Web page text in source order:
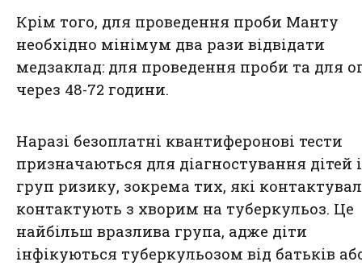
Крім того, для проведення проби Манту
необхідно мінімум два рази відвідати
медзаклад: для проведення проби та для
через 48-72 години.
Наразі безоплатні квантиферонові тести
призначаються для діагностування дітей
груп ризику, зокрема тих, які
контактують з хворим на туберкульоз. Це
найбільш вразлива група, адже діти
інфікуються туберкульозом від батьків